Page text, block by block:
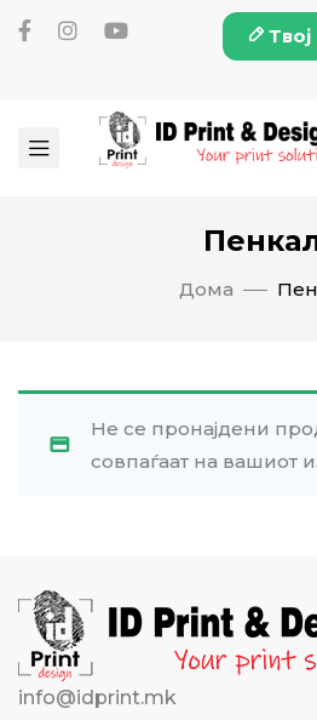
Твој
Дома
Не се пронајдени
совпаѓаат на вашиот
info@idprint.mk